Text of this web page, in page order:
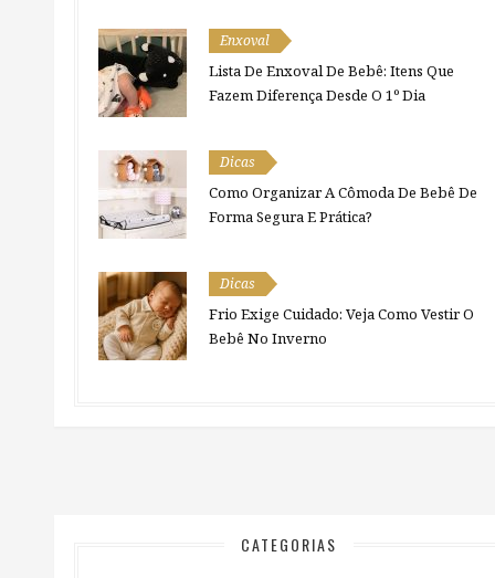
Enxoval
Lista De Enxoval De Bebê: Itens Que
Fazem Diferença Desde O 1º Dia
Dicas
Como Organizar A Cômoda De Bebê De
Forma Segura E Prática?
Dicas
Frio Exige Cuidado: Veja Como Vestir O
Bebê No Inverno
CATEGORIAS